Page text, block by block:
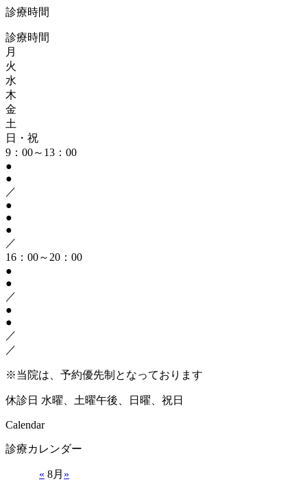
診療時間
診療時間
月
火
水
木
金
土
日・祝
9：00～13：00
●
●
／
●
●
●
／
16：00～20：00
●
●
／
●
●
／
／
※当院は、予約優先制となっております
休診日 水曜、土曜午後、日曜、祝日
Calendar
診療カレンダー
« 8月 »